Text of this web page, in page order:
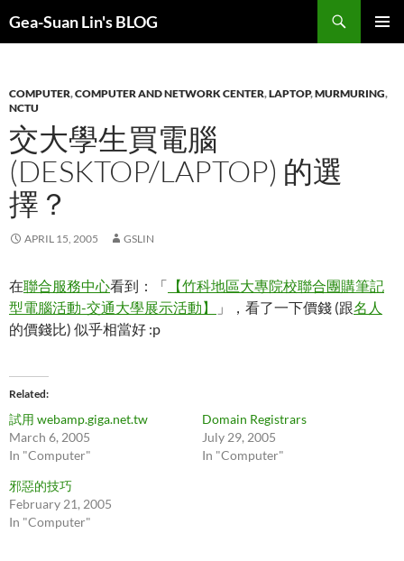
Gea-Suan Lin's BLOG
COMPUTER,COMPUTER AND NETWORK CENTER,LAPTOP,MURMURING,
NCTU
交大學生買電腦
(DESKTOP/LAPTOP) 的選
擇？
APRIL 15, 2005 GSLIN
在聯合服務中心看到：「 【竹科地區大專院校聯合團購筆記
型電腦活動-交通大學展示活動】
」，看了一下價錢 (跟名人
的價錢比) 似乎相當好 :p
Related
試用 webamp.giga.net.tw
March 6, 2005
In "Computer"
Domain Registrars
July 29, 2005
In "Computer"
邪惡的技巧
February 21, 2005
In "Computer"